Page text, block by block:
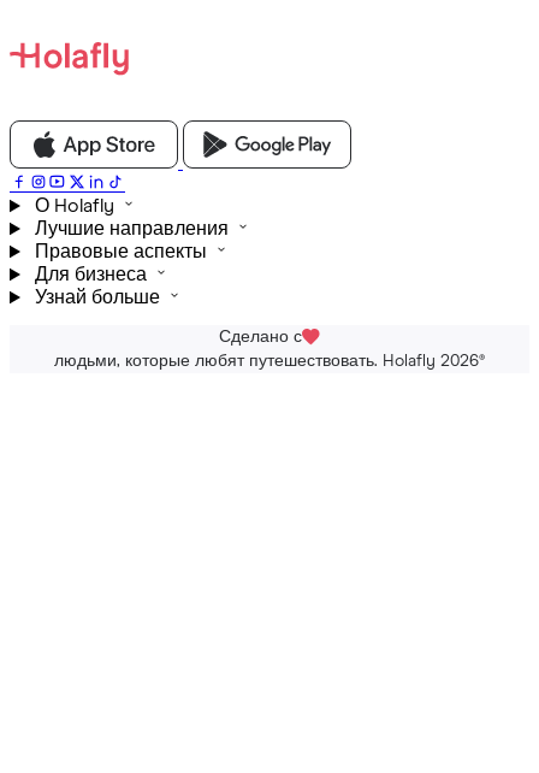
О Holafly
Лучшие направления
Правовые аспекты
Для бизнеса
Узнай больше
Сделано с
людьми, которые любят путешествовать. Holafly 2026®